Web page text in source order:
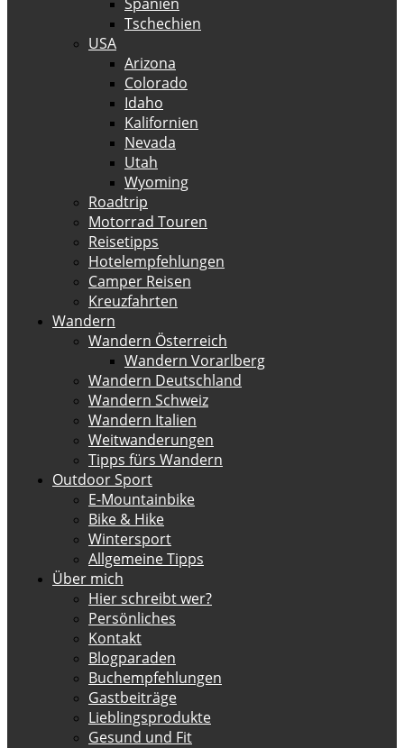
Tschechien
USA
Arizona
Colorado
Idaho
Kalifornien
Nevada
Utah
Wyoming
Roadtrip
Motorrad Touren
Reisetipps
Hotelempfehlungen
Camper Reisen
Kreuzfahrten
Wandern
Wandern Österreich
Wandern Vorarlberg
Wandern Deutschland
Wandern Schweiz
Wandern Italien
Weitwanderungen
Tipps fürs Wandern
Outdoor Sport
E-Mountainbike
Bike & Hike
Wintersport
Allgemeine Tipps
Über mich
Hier schreibt wer?
Persönliches
Kontakt
Blogparaden
Buchempfehlungen
Gastbeiträge
Lieblingsprodukte
Gesund und Fit